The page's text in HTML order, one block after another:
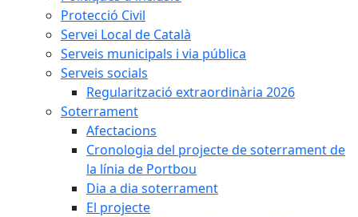
Protecció Civil
Servei Local de Català
Serveis municipals i via pública
Serveis socials
Regularització extraordinària 2026
Soterrament
Afectacions
Cronologia del projecte de soterrament de
la línia de Portbou
Dia a dia soterrament
El projecte